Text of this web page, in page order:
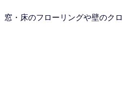
、窓・床のフローリングや壁のク